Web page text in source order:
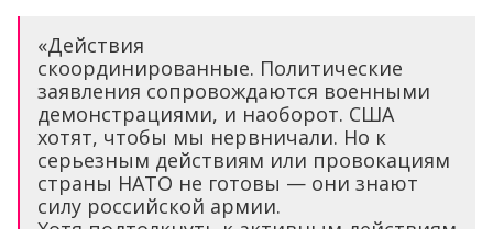
«Действия
скоординированные. Политические
заявления сопровождаются военными
демонстрациями, и наоборот. США
хотят, чтобы мы нервничали. Но к
серьезным действиям или провокациям
страны НАТО не готовы — они знают
силу российской армии.